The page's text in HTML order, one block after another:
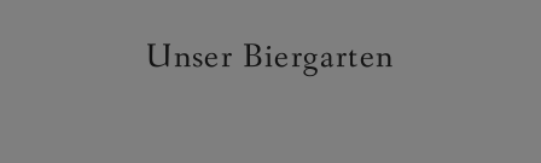
Unser Biergarten